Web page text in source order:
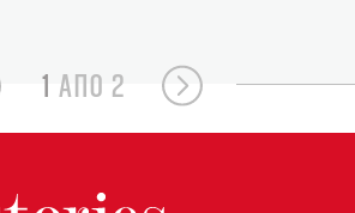
1 ΑΠΟ 2